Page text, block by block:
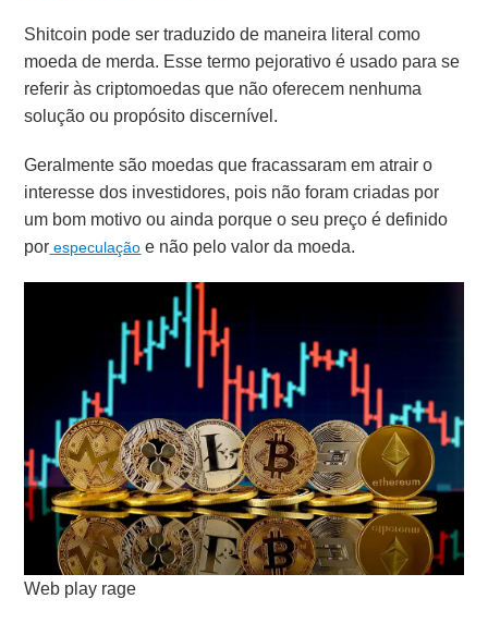
Shitcoin pode ser traduzido de maneira literal como
moeda de merda. Esse termo pejorativo é usado para se
referir às criptomoedas que não oferecem nenhuma
solução ou propósito discernível.
Geralmente são moedas que fracassaram em atrair o
interesse dos investidores, pois não foram criadas por
um bom motivo ou ainda porque o seu preço é definido
por especulação e não pelo valor da moeda.
Web play rage